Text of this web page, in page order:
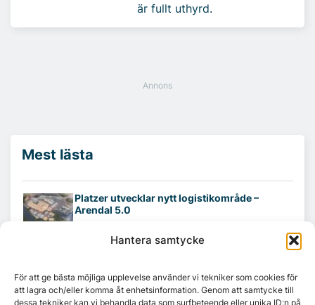
Hantera samtycke
För att ge bästa möjliga upplevelse använder vi tekniker som cookies för
att lagra och/eller komma åt enhetsinformation. Genom att samtycke till
dessa tekniker kan vi behandla data som surfbeteende eller unika ID:n på
är fullt uthyrd.
Mest lästa
Platzer utvecklar nytt logistikområde –
Arendal 5.0